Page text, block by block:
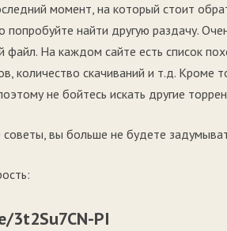
момент, на который стоит
попробуйте найти другую раздачу.
файл. На каждом сайте есть список
количество скачиваний и т.д. Кроме
не бойтесь искать другие
вы больше не будете
PI